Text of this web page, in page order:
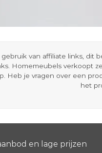
van affiliate links,
Homemeubels verkoopt
Heb je vragen over een
het
en lage prijzen